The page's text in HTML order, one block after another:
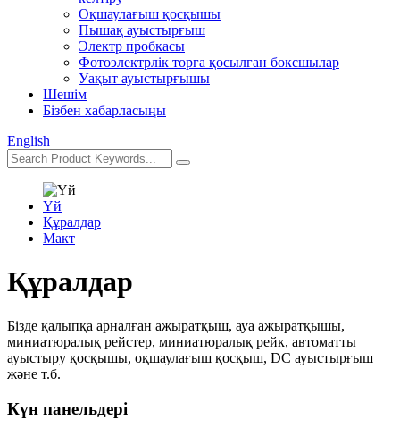
Оқшаулағыш қосқышы
Пышақ ауыстырғыш
Электр пробкасы
Фотоэлектрлік торға қосылған боксшылар
Уақыт ауыстырғышы
Шешім
Бізбен хабарласыңы
English
Үй
Құралдар
Макт
Құралдар
Бізде қалыпқа арналған ажыратқыш, ауа ажыратқышы,
миниатюралық рейстер, миниатюралық рейк, автоматты
ауыстыру қосқышы, оқшаулағыш қосқыш, DC ауыстырғыш
және т.б.
Күн панельдері